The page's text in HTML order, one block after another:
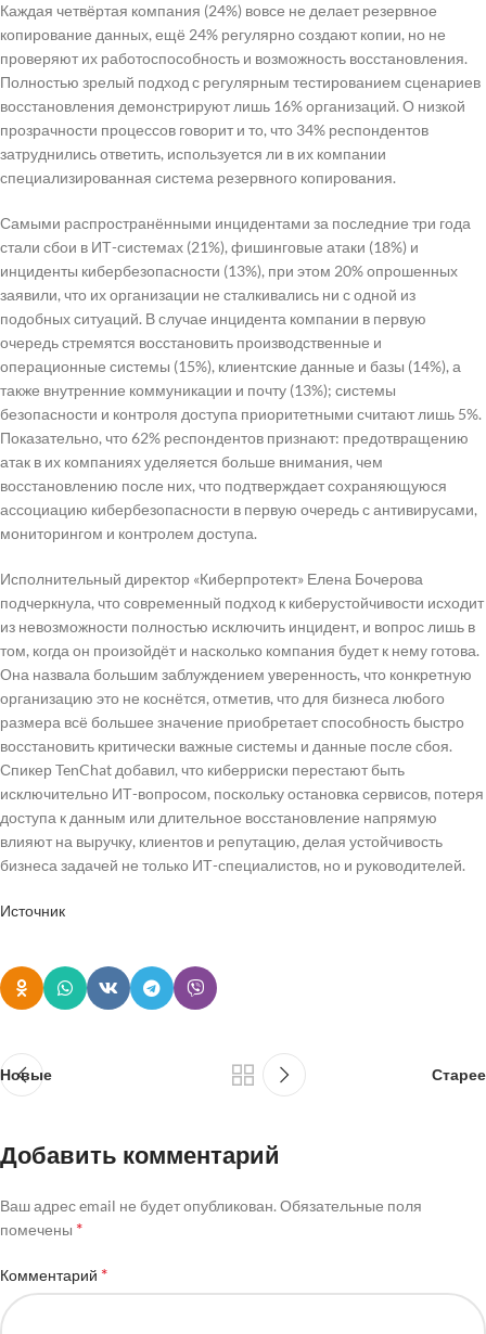
Каждая четвёртая компания (24%) вовсе не делает резервное
копирование данных, ещё 24% регулярно создают копии, но не
проверяют их работоспособность и возможность восстановления.
Полностью зрелый подход с регулярным тестированием сценариев
восстановления демонстрируют лишь 16% организаций. О низкой
прозрачности процессов говорит и то, что 34% респондентов
затруднились ответить, используется ли в их компании
специализированная система резервного копирования.
Самыми распространёнными инцидентами за последние три года
стали сбои в ИТ-системах (21%), фишинговые атаки (18%) и
инциденты кибербезопасности (13%), при этом 20% опрошенных
заявили, что их организации не сталкивались ни с одной из
подобных ситуаций. В случае инцидента компании в первую
очередь стремятся восстановить производственные и
операционные системы (15%), клиентские данные и базы (14%), а
также внутренние коммуникации и почту (13%); системы
безопасности и контроля доступа приоритетными считают лишь 5%.
Показательно, что 62% респондентов признают: предотвращению
атак в их компаниях уделяется больше внимания, чем
восстановлению после них, что подтверждает сохраняющуюся
ассоциацию кибербезопасности в первую очередь с антивирусами,
мониторингом и контролем доступа.
Исполнительный директор «Киберпротект» Елена Бочерова
подчеркнула, что современный подход к киберустойчивости исходит
из невозможности полностью исключить инцидент, и вопрос лишь в
том, когда он произойдёт и насколько компания будет к нему готова.
Она назвала большим заблуждением уверенность, что конкретную
организацию это не коснётся, отметив, что для бизнеса любого
размера всё большее значение приобретает способность быстро
восстановить критически важные системы и данные после сбоя.
Спикер TenChat добавил, что киберриски перестают быть
исключительно ИТ-вопросом, поскольку остановка сервисов, потеря
доступа к данным или длительное восстановление напрямую
влияют на выручку, клиентов и репутацию, делая устойчивость
бизнеса задачей не только ИТ-специалистов, но и руководителей.
Источник
Новые Старее
Добавить комментарий
Ваш адрес email не будет опубликован. Обязательные поля
помечены *
Комментарий *